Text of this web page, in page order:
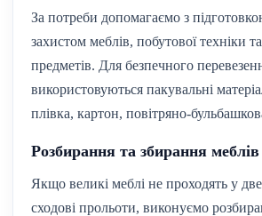
За потреби допомагаємо з
захистом меблів, побутової техніки
предметів. Для безпечного
використовуються пакувальні
плівка, картон, повітряно-
Розбирання та збирання меблів
Якщо великі меблі не проходять у
сходові прольоти, виконуємо